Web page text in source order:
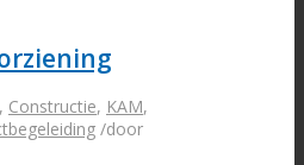
, Constructie, KAM,
/door